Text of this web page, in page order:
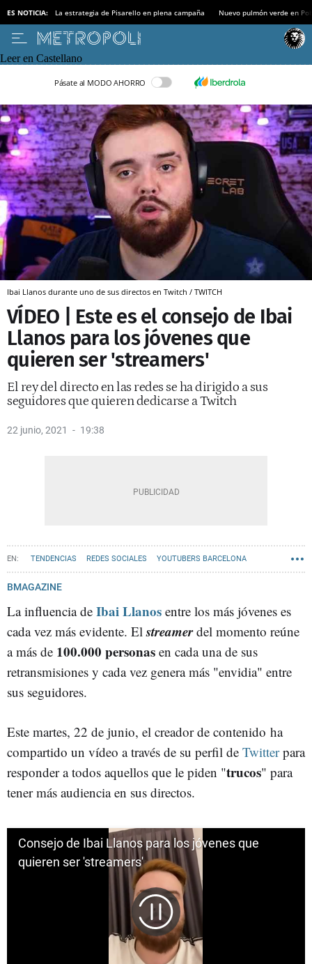
ES NOTICIA: La estrategia de Pisarello en plena campaña Nuevo pulmón verde en
Leer en Castellano
Pásate al MODO AHORRO
Ibai Llanos durante uno de sus directos en Twitch / TWITCH
VÍDEO | Este es el consejo de Ibai
Llanos para los jóvenes que
quieren ser 'streamers'
El rey del directo en las redes se ha dirigido a sus
seguidores que quieren dedicarse a Twitch
22 junio, 2021 19:38
TENDENCIAS REDES SOCIALES YOUTUBERS BARCELONA
BMAGAZINE
La influencia de Ibai Llanos entre los más jóvenes es
cada vez más evidente. Elstreamerdel momento reúne
a más de 100.000 personas en cada una de sus
retransmisiones y cada vez genera más "envidia" entre
sus seguidores.
Este martes, 22 de junio, el creador de contenido ha
compartido un vídeo a través de su perfil de Twitterpara
responder a todos aquellos que le piden "trucos" para
tener más audiencia en sus directos.